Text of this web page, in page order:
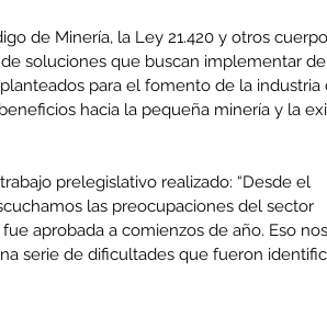
de Minería, la Ley 21.420 y otros
soluciones que buscan implementar de
para el fomento de la industria
hacia la pequeña minería y la
prelegislativo realizado: “Desde el
las preocupaciones del sector
aprobada a comienzos de año. Eso nos
serie de dificultades que fueron